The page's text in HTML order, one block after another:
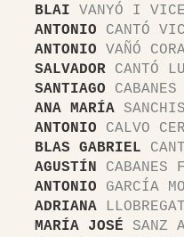
VANYÓ I
CANTÓ
VAÑÓ
CANTÓ
CABANES
MARÍA
CALVO
GABRIEL
CABANES
GARCÍA
JOSÉ SANZ